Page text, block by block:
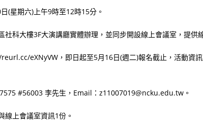
(星期六)上午9時至12時15分。
社科大樓3F大演講廳實體辦理，並同步開設線上會議室，提供
eXNyVW，即日起至5月16日(週二)報名截止，活動資
#56003 李先生，Email：z11007019@ncku.edu.tw。
線上會議室資訊1份。